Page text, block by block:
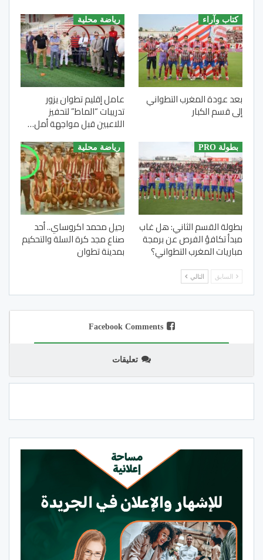
كتاب وآراء
بعد عودة المغرب التطواني
إلى قسم الكبار
رياضة محلية
عامل إقليم تطوان يزور
تدريبات “الماط” لتحفيز
اللاعبين قبل مواجهة أمل…
بطولة PRO
بطولة القسم الثاني: هل غاب
مبدأ تكافؤ الفرص عن برمجة
مباريات المغرب التطواني؟
رياضة محلية
رحيل محمد اكروساي.. أحد
صناع مجد كرة السلة والتحكيم
بمدينة تطوان
السابق التالي
Facebook Comments
تعليقات